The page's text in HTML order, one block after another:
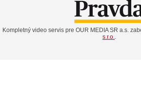
Kompletný video servis pre OUR MEDIA SR a.s.
s.r.o..